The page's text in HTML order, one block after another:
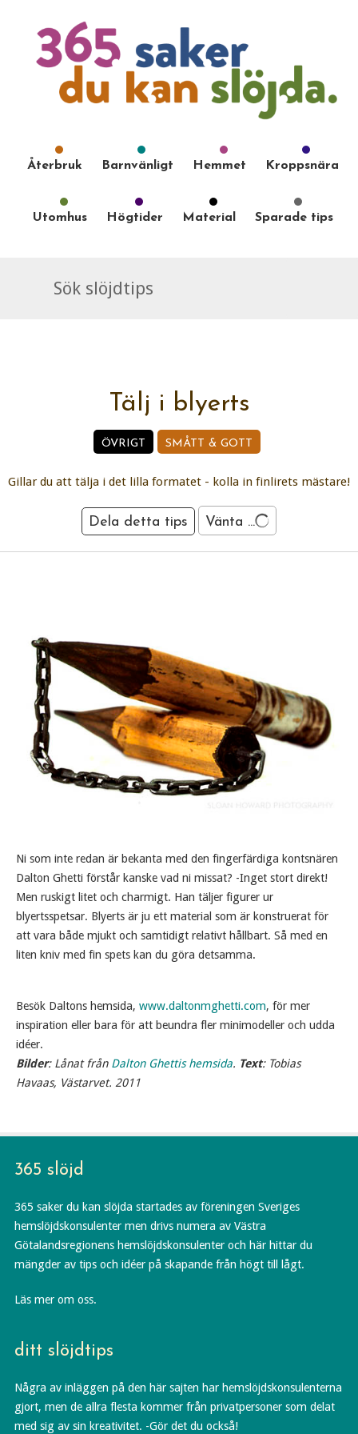
Återbruk Barnvänligt Hemmet Kroppsnära
Utomhus Högtider Material Sparade tips
Tälj i blyerts
ÖVRIGT SMÅTT & GOTT
Gillar du att tälja i det lilla formatet - kolla in finlirets mästare!
Dela detta tips Vänta ...
Ni som inte redan är bekanta med den fingerfärdiga kontsnären
Dalton Ghetti förstår kanske vad ni missat? -Inget stort direkt!
Men ruskigt litet och charmigt. Han täljer figurer ur
blyertsspetsar. Blyerts är ju ett material som är konstruerat för
att vara både mjukt och samtidigt relativt hållbart. Så med en
liten kniv med fin spets kan du göra detsamma.
Besök Daltons hemsida, www.daltonmghetti.com, för mer
inspiration eller bara för att beundra fler minimodeller och udda
idéer.
Bilder: Lånat från Dalton Ghettis hemsida. Text: Tobias
Havaas, Västarvet. 2011
365 slöjd
365 saker du kan slöjda startades av föreningen Sveriges
hemslöjdskonsulenter men drivs numera av Västra
Götalandsregionens hemslöjdskonsulenter och här hittar du
mängder av tips och idéer på skapande från högt till lågt.
Läs mer om oss.
ditt slöjdtips
Några av inläggen på den här sajten har hemslöjdskonsulenterna
gjort, men de allra flesta kommer från privatpersoner som delat
med sig av sin kreativitet. -Gör det du också!